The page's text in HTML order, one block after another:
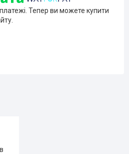
Тепер ви можете купити